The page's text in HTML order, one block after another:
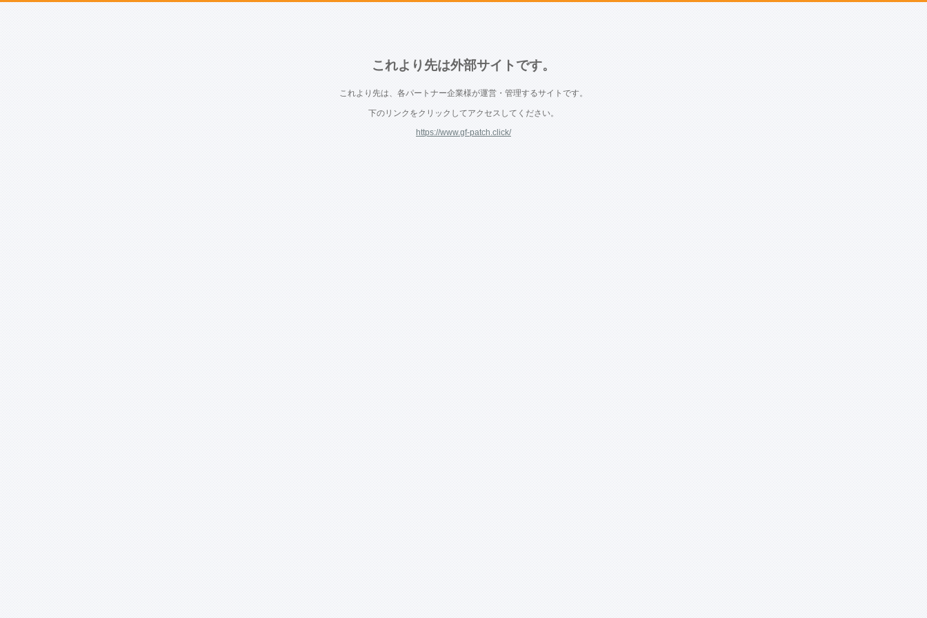
これより先は外部サイトです。
これより先は、各パートナー企業様が運営・管理するサイトです。
下のリンクをクリックしてアクセスしてください。
https://www.gf-patch.click/